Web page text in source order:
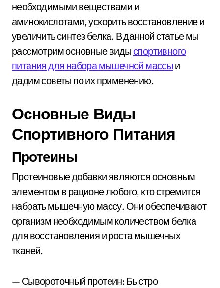
необходимыми веществами и
аминокислотами, ускорить восстановление и
увеличить синтез белка. В данной статье мы
рассмотрим основные видыспортивного
питания для набора мышечной массы и
дадим советы по их применению.
Основные Виды
Спортивного Питания
Протеины
Протеиновые добавки являются основным
элементом в рационе любого, кто стремится
набрать мышечную массу. Они обеспечивают
организм необходимым количеством белка
для восстановления и роста мышечных
тканей.
— Сывороточный протеин: Быстро